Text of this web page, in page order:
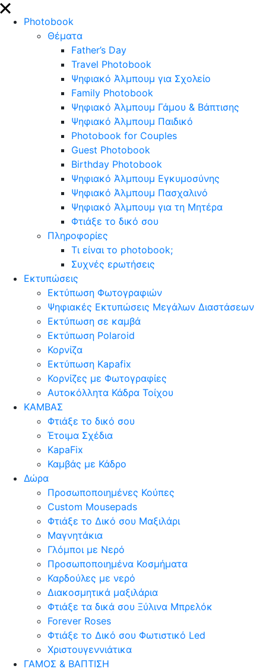
close
Photobook
Θέματα
Father’s Day
Travel Photobook
Ψηφιακό Άλμπουμ για Σχολείο
Family Photobook
Ψηφιακό Άλμπουμ Γάμου & Βάπτισης
Ψηφιακό Άλμπουμ Παιδικό
Photobook for Couples
Guest Photobook
Birthday Photobook
Ψηφιακό Άλμπουμ Εγκυμοσύνης
Ψηφιακό Άλμπουμ Πασχαλινό
Ψηφιακό Άλμπουμ για τη Μητέρα
Φτιάξε το δικό σου
Πληροφορίες
Τι είναι το photobook;
Συχνές ερωτήσεις
Εκτυπώσεις
Εκτύπωση Φωτογραφιών
Ψηφιακές Εκτυπώσεις Μεγάλων Διαστάσεων
Εκτύπωση σε καμβά
Εκτύπωση Polaroid
Κορνίζα
Εκτύπωση Kapafix
Κορνίζες με Φωτογραφίες
Αυτοκόλλητα Κάδρα Τοίχου
ΚΑΜΒΑΣ
Φτιάξε το δικό σου
Έτοιμα Σχέδια
KapaFix
Καμβάς με Κάδρο
Δώρα
Προσωποποιημένες Κούπες
Custom Mousepads
Φτιάξε το Δικό σου Μαξιλάρι
Μαγνητάκια
Γλόµποι µε Νερό
Προσωποποιημένα Κοσμήματα
Καρδούλες με νερό
Διακοσμητικά μαξιλάρια
Φτιάξε τα δικά σου Ξύλινα Μπρελόκ
Forever Roses
Φτιάξε το Δικό σου Φωτιστικό Led
Χριστουγεννιάτικα
ΓΑΜΟΣ & ΒΑΠΤΙΣΗ